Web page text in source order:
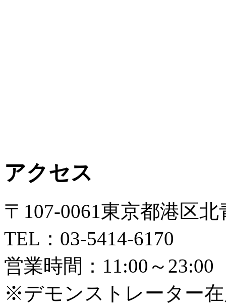
アクセス
〒107-0061東京都港区北
TEL：03-5414-6170
営業時間：11:00～23:00
※デモンストレーター在